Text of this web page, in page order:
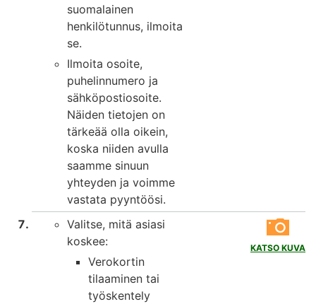
suomalainen
henkilötunnus, ilmoita
se.
Ilmoita osoite,
puhelinnumero ja
sähköpostiosoite.
Näiden tietojen on
tärkeää olla oikein,
koska niiden avulla
saamme sinuun
yhteyden ja voimme
vastata pyyntöösi.
KATSO KUVA
Valitse, mitä asiasi
koskee:
Verokortin
tilaaminen tai
työskentely